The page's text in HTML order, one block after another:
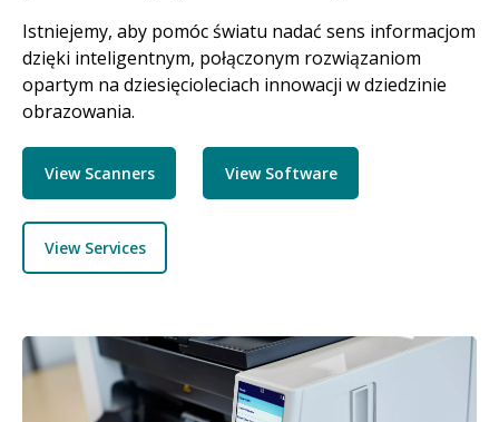
Istniejemy, aby pomóc światu nadać sens informacjom
dzięki inteligentnym, połączonym rozwiązaniom
opartym na dziesięcioleciach innowacji w dziedzinie
obrazowania.
View Scanners View Software
View Services
Obraz